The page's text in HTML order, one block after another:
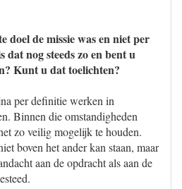
doel de missie was en niet per
dat nog steeds zo en bent u
Kunt u dat toelichten?
per definitie werken in
Binnen die omstandigheden
zo veilig mogelijk te houden.
boven het ander kan staan, maar
aan de opdracht als aan de